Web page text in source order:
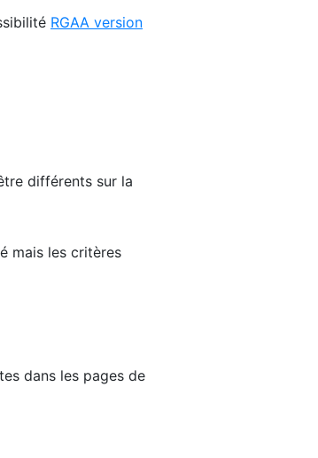
RGAA version
différents sur la
mais les critères
dans les pages de